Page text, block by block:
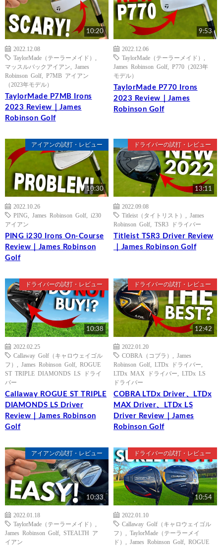
10:20
2022.12.08
TaylorMade（テーラーメイド）
マッスルバックアイアン
James
Robinson Golf
P7MB アイアン
（2023年モデル）
TaylorMade P7MB Irons
2023 Review｜James
Robinson Golf
9:53
2022.12.06
TaylorMade（テーラーメイド）
James Robinson Golf
P770（2023年
モデル）
TaylorMade P770 Irons
2023 Review｜James
Robinson Golf
アイアンの試打・レビュー
10:30
2022.10.26
PING
James Robinson Golf
i230
アイアン
PING i230 Irons On-Course
Review｜James Robinson
Golf
ドライバーの試打・レビュー
13:11
2022.09.08
Titleist（タイトリスト）
James
Robinson Golf
TSR3 ドライバー
Titleist TSR3 Driver Review
｜James Robinson Golf
ドライバーの試打・レビュー
10:38
2022.02.25
Callaway Golf（キャロウェイゴル
フ）
James Robinson Golf
ROGUE
ST TRIPLE DIAMONDS LS ドライ
バー
Callaway ROGUE ST TRIPLE
DIAMONDS LS Driver
Review｜James Robinson
Golf
ドライバーの試打・レビュー
12:42
2022.01.20
COBRA（コブラ）
James
Robinson Golf
LTDx ドライバー
LTDx MAX ドライバー
LTDx LS
ドライバー
COBRA LTDx Driver、LTDx
MAX Driver、LTDx LS
Driver Review｜James
Robinson Golf
アイアンの試打・レビュー
10:33
2022.01.18
TaylorMade（テーラーメイド）
James Robinson Golf
STEALTH ア
イアン
ドライバーの試打・レビュー
10:54
2022.01.10
Callaway Golf（キャロウェイゴル
フ）
TaylorMade（テーラーメイ
ド）
James Robinson Golf
ROGUE